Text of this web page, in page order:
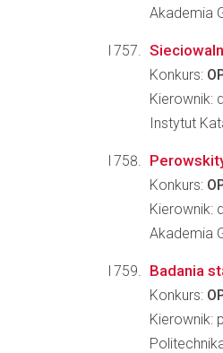
Akademia
Konkurs:
Kierownik:
Instytut
Konkurs:
Kierownik:
Akademia
Badania
Konkurs:
Kierownik: